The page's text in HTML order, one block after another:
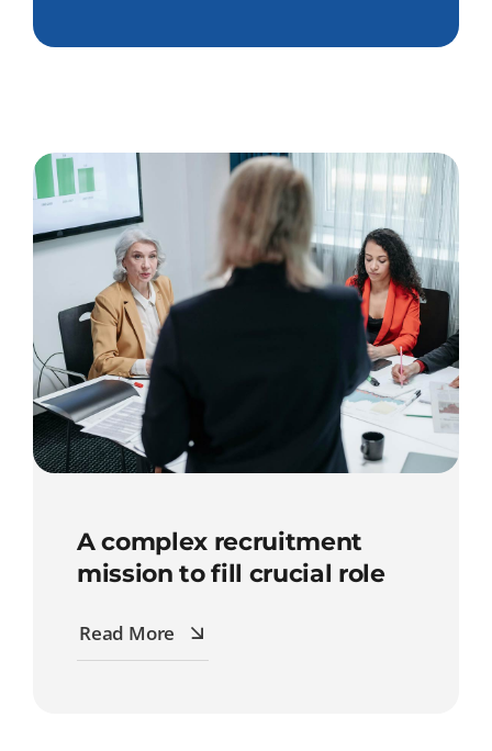
A complex recruitment
mission to fill crucial role
Read More